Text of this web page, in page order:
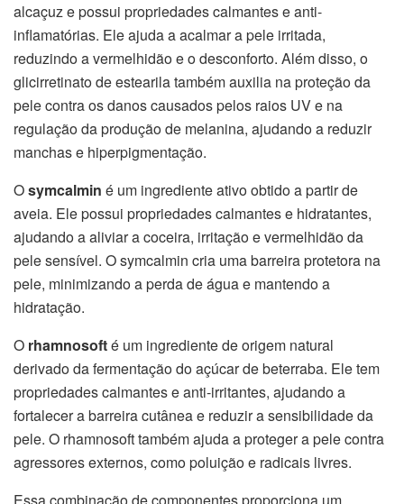
alcaçuz e possui propriedades calmantes e anti-
inflamatórias. Ele ajuda a acalmar a pele irritada,
reduzindo a vermelhidão e o desconforto. Além disso, o
glicirretinato de estearila também auxilia na proteção da
pele contra os danos causados pelos raios UV e na
regulação da produção de melanina, ajudando a reduzir
manchas e hiperpigmentação.
Osymcalmin é um ingrediente ativo obtido a partir de
aveia. Ele possui propriedades calmantes e hidratantes,
ajudando a aliviar a coceira, irritação e vermelhidão da
pele sensível. O symcalmin cria uma barreira protetora na
pele, minimizando a perda de água e mantendo a
hidratação.
O rhamnosofté um ingrediente de origem natural
derivado da fermentação do açúcar de beterraba. Ele tem
propriedades calmantes e anti-irritantes, ajudando a
fortalecer a barreira cutânea e reduzir a sensibilidade da
pele. O rhamnosoft também ajuda a proteger a pele contra
agressores externos, como poluição e radicais livres.